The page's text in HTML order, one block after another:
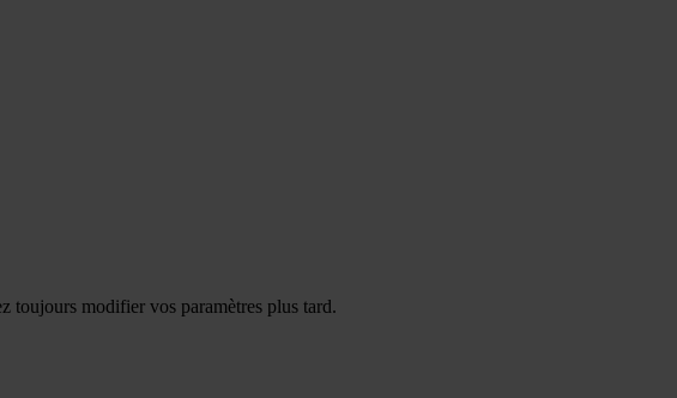
toujours modifier vos paramètres plus tard.